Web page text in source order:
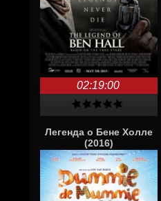
02:19:00
Легенда о Бене Холле
(2016)